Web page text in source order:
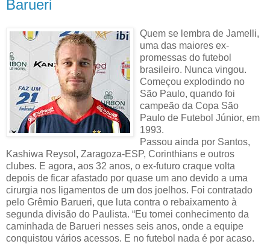
Barueri
Quem se lembra de Jamelli,
uma das maiores ex-
promessas do futebol
brasileiro. Nunca vingou.
Começou explodindo no
São Paulo, quando foi
campeão da Copa São
Paulo de Futebol Júnior, em
1993.
Passou ainda por Santos,
Kashiwa Reysol, Zaragoza-ESP, Corinthians e outros
clubes. E agora, aos 32 anos, o ex-futuro craque volta
depois de ficar afastado por quase um ano devido a uma
cirurgia nos ligamentos de um dos joelhos. Foi contratado
pelo Grêmio Barueri, que luta contra o rebaixamento à
segunda divisão do Paulista. “Eu tomei conhecimento da
caminhada de Barueri nesses seis anos, onde a equipe
conquistou vários acessos. E no futebol nada é por acaso.